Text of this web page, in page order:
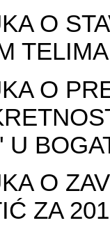
O
O
U
O
ZA